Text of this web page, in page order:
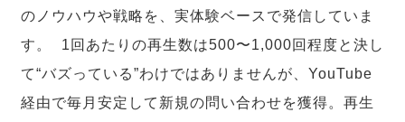
のノウハウや戦略を、実体験ベースで発信していま
す。 1回あたりの再生数は500〜1,000回程度と決し
て“バズっている”わけではありませんが、YouTube
経由で毎月安定して新規の問い合わせを獲得。再生